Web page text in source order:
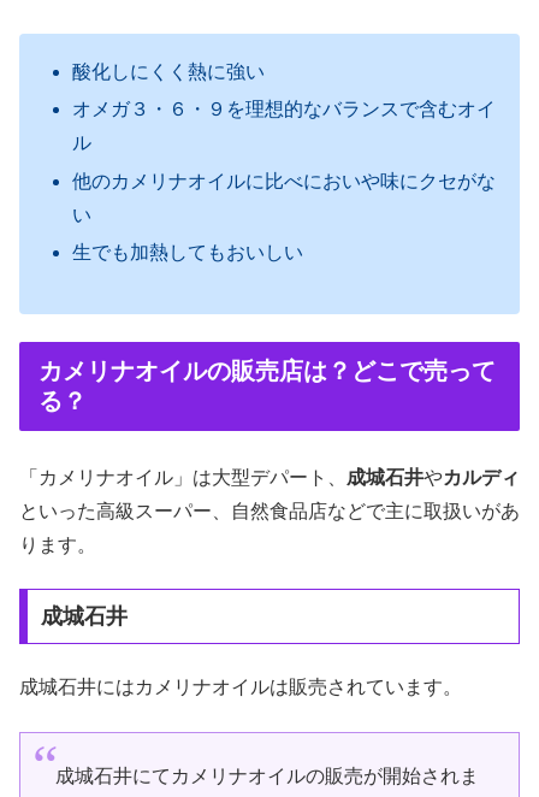
酸化しにくく熱に強い
オメガ３・６・９を理想的なバランスで含むオイ
ル
他のカメリナオイルに比べにおいや味にクセがな
い
生でも加熱してもおいしい
カメリナオイルの販売店は？どこで売って
る？
「カメリナオイル」は大型デパート、 成城石井やカルディ
といった高級スーパー、自然食品店などで主に取扱いがあ
ります。
成城石井
成城石井にはカメリナオイルは販売されています。
成城石井にてカメリナオイルの販売が開始されま